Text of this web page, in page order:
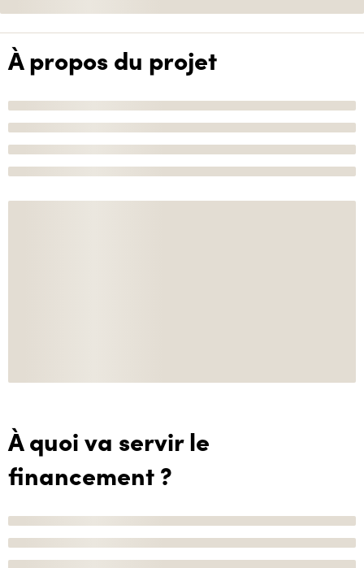
À propos du projet
À quoi va servir le
financement ?